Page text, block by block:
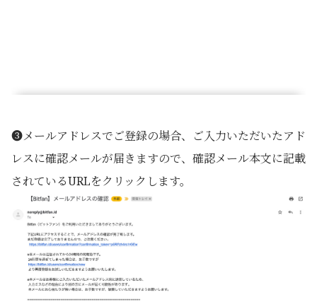
❸メールアドレスでご登録の場合、ご入力いただいたアド
レスに確認メールが届きますので、確認メール本文に記載
されているURLをクリックします。